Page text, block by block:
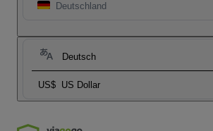
Deutschland
Deutsch
US$ US Dollar